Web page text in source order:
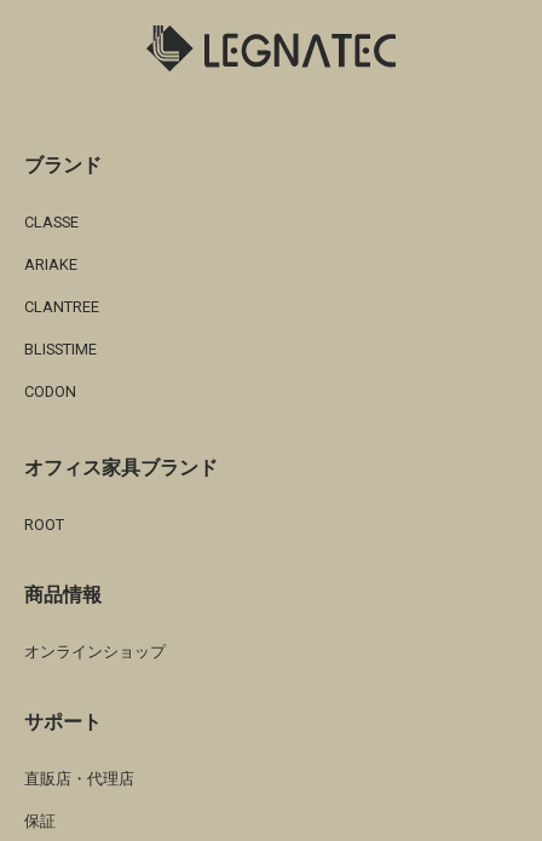
ブランド
CLASSE
ARIAKE
CLANTREE
BLISSTIME
CODON
オフィス家具ブランド
ROOT
商品情報
オンラインショップ
サポート
直販店・代理店
保証